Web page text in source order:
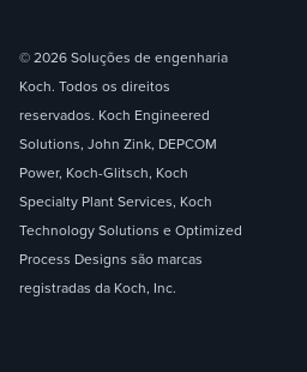
© 2026 Soluções de engenharia
Koch. Todos os direitos
reservados. Koch Engineered
Solutions, John Zink, DEPCOM
Power, Koch-Glitsch, Koch
Specialty Plant Services, Koch
Technology Solutions e Optimized
Process Designs são marcas
registradas da Koch, Inc.